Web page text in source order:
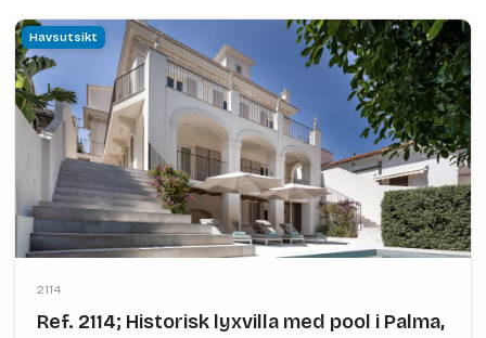
Havsutsikt
2114
Ref. 2114; Historisk lyxvilla med pool i Palma,